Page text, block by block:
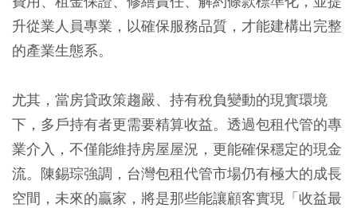
升從業人員專業，以確保服務品質，才能建構出完整
的產業生態系。
尤其，當房貸政策趨嚴、持有稅負變動的現實環境
下，多戶持有者更需要精算收益。透過包租代管的專
業介入，不僅能維持房屋屋況，更能確保穩定的現金
流。陳錫琮強調，台灣包租代管市場仍有極大的成長
空間，未來的贏家，將是那些能讓顧客實現「收益最